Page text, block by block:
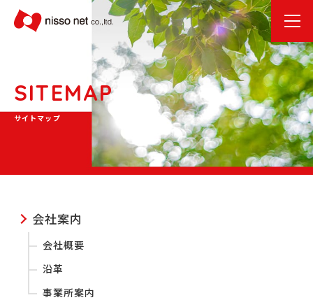
SITEMAP
サイトマップ
会社案内
会社概要
沿革
事業所案内